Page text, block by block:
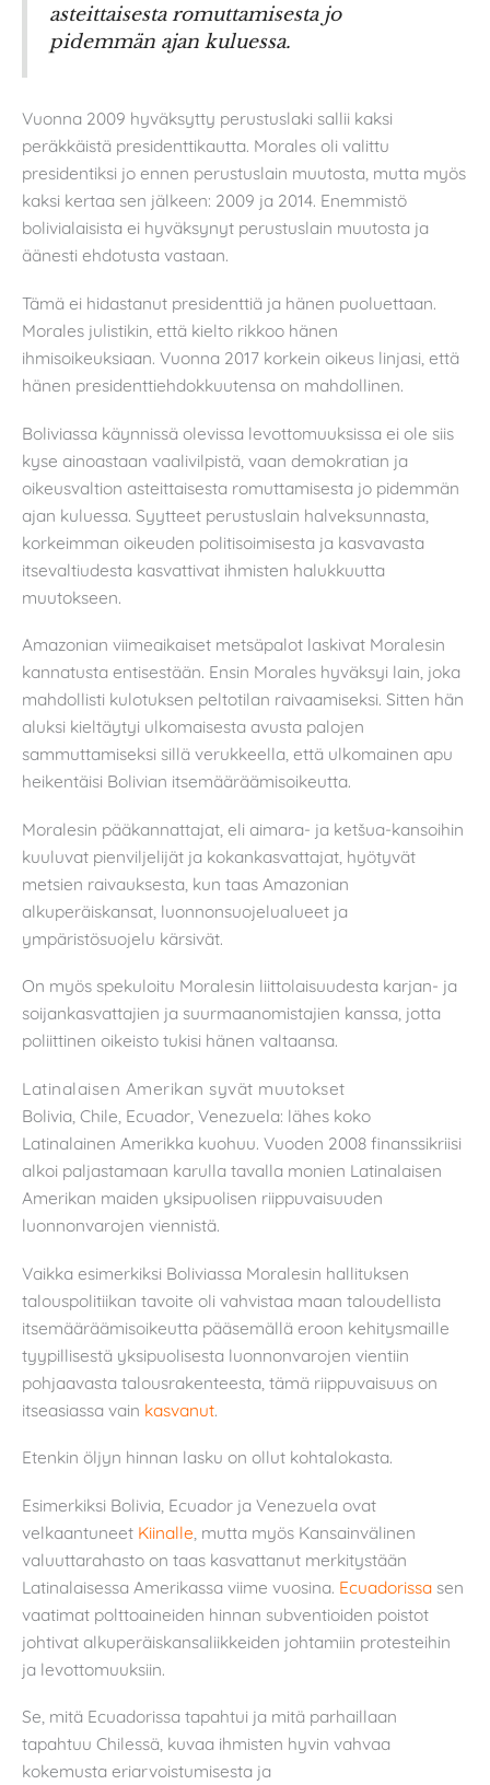
asteittaisesta romuttamisesta jo
pidemmän ajan kuluessa.
Vuonna 2009 hyväksytty perustuslaki sallii kaksi
peräkkäistä presidenttikautta. Morales oli valittu
presidentiksi jo ennen perustuslain muutosta, mutta myös
kaksi kertaa sen jälkeen: 2009 ja 2014. Enemmistö
bolivialaisista ei hyväksynyt perustuslain muutosta ja
äänesti ehdotusta vastaan.
Tämä ei hidastanut presidenttiä ja hänen puoluettaan.
Morales julistikin, että kielto rikkoo hänen
ihmisoikeuksiaan. Vuonna 2017 korkein oikeus linjasi, että
hänen presidenttiehdokkuutensa on mahdollinen.
Boliviassa käynnissä olevissa levottomuuksissa ei ole siis
kyse ainoastaan vaalivilpistä, vaan demokratian ja
oikeusvaltion asteittaisesta romuttamisesta jo pidemmän
ajan kuluessa. Syytteet perustuslain halveksunnasta,
korkeimman oikeuden politisoimisesta ja kasvavasta
itsevaltiudesta kasvattivat ihmisten halukkuutta
muutokseen.
Amazonian viimeaikaiset metsäpalot laskivat Moralesin
kannatusta entisestään. Ensin Morales hyväksyi lain, joka
mahdollisti kulotuksen peltotilan raivaamiseksi. Sitten hän
aluksi kieltäytyi ulkomaisesta avusta palojen
sammuttamiseksi sillä verukkeella, että ulkomainen apu
heikentäisi Bolivian itsemääräämisoikeutta.
Moralesin pääkannattajat, eli aimara- ja ketšua-kansoihin
kuuluvat pienviljelijät ja kokankasvattajat, hyötyvät
metsien raivauksesta, kun taas Amazonian
alkuperäiskansat, luonnonsuojelualueet ja
ympäristösuojelu kärsivät.
On myös spekuloitu Moralesin liittolaisuudesta karjan- ja
soijankasvattajien ja suurmaanomistajien kanssa, jotta
poliittinen oikeisto tukisi hänen valtaansa.
Latinalaisen Amerikan syvät muutokset
Bolivia, Chile, Ecuador, Venezuela: lähes koko
Latinalainen Amerikka kuohuu. Vuoden 2008 finanssikriisi
alkoi paljastamaan karulla tavalla monien Latinalaisen
Amerikan maiden yksipuolisen riippuvaisuuden
luonnonvarojen viennistä.
Vaikka esimerkiksi Boliviassa Moralesin hallituksen
talouspolitiikan tavoite oli vahvistaa maan taloudellista
itsemääräämisoikeutta pääsemällä eroon kehitysmaille
tyypillisestä yksipuolisesta luonnonvarojen vientiin
pohjaavasta talousrakenteesta, tämä riippuvaisuus on
itseasiassa vain kasvanut.
Etenkin öljyn hinnan lasku on ollut kohtalokasta.
Esimerkiksi Bolivia, Ecuador ja Venezuela ovat
velkaantuneet Kiinalle , mutta myös Kansainvälinen
valuuttarahasto on taas kasvattanut merkitystään
Latinalaisessa Amerikassa viime vuosina. Ecuadorissa sen
vaatimat polttoaineiden hinnan subventioiden poistot
johtivat alkuperäiskansaliikkeiden johtamiin protesteihin
ja levottomuuksiin.
Se, mitä Ecuadorissa tapahtui ja mitä parhaillaan
tapahtuu Chilessä, kuvaa ihmisten hyvin vahvaa
kokemusta eriarvoistumisesta ja